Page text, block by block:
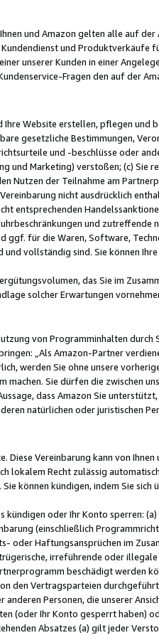
und Amazon gelten alle auf
und Produktverkäufe
unserer Kunden in einer
Fragen den auf der
Ihre Website erstellen, pflegen und
gesetzliche Bestimmungen,
und -beschlüsse oder
und Marketing) verstoßen; (c) Sie
Nutzen der Teilnahme am
nicht ausdrücklich
entsprechenden
und zutreffende
ggf. für die Waren, Software,
vollständig sind. Sie können
das Sie im
solcher Erwartungen
von Programminhalten durch
„Als Amazon-Partner
werden Sie ohne unsere
Sie dürfen die zwischen
dass Amazon Sie
natürlichen oder juristischen
Vereinbarung kann von
lokalem Recht zulässig
können kündigen, indem Sie sich
oder Ihr Konto sperren: (a)
(einschließlich
oder Haftungsansprüchen im
irreführende oder
beschädigt werden
den Vertragsparteien
Personen, die unserer
(oder Ihr Konto gesperrt haben)
Absatzes (a) gilt jeder